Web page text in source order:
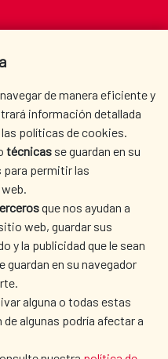
de manera eficiente y
información detallada
políticas de cookies.
técnicas se guardan en su
para permitir las
que nos ayudan a
web, guardar sus
y la publicidad que le sean
en su navegador
alguna o todas estas
algunas podría afectar a
DO WE COOPERATE?
PRESS ROOM
LIBRARY